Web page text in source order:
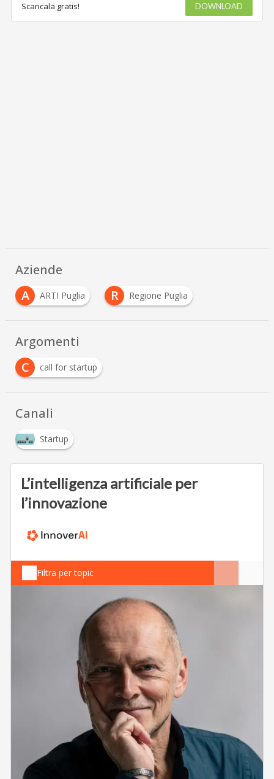
Scaricala gratis! DOWNLOAD
Aziende
A
ARTI Puglia R Regione Puglia
Argomenti
C
call for startup
Canali
Startup
L’intelligenza artificiale per
l’innovazione
Filtra per topic